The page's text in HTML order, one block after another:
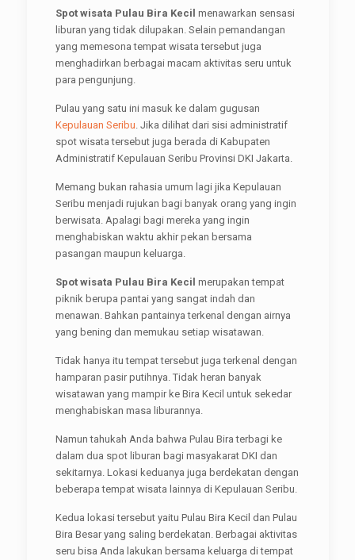
Spot wisata Pulau Bira Kecil menawarkan sensasi
liburan yang tidak dilupakan. Selain pemandangan
yang memesona tempat wisata tersebut juga
menghadirkan berbagai macam aktivitas seru untuk
para pengunjung.
Pulau yang satu ini masuk ke dalam gugusan
Kepulauan Seribu . Jika dilihat dari sisi administratif
spot wisata tersebut juga berada di Kabupaten
Administratif Kepulauan Seribu Provinsi DKI Jakarta.
Memang bukan rahasia umum lagi jika Kepulauan
Seribu menjadi rujukan bagi banyak orang yang ingin
berwisata. Apalagi bagi mereka yang ingin
menghabiskan waktu akhir pekan bersama
pasangan maupun keluarga.
Spot wisata Pulau Bira Kecil merupakan tempat
piknik berupa pantai yang sangat indah dan
menawan. Bahkan pantainya terkenal dengan airnya
yang bening dan memukau setiap wisatawan.
Tidak hanya itu tempat tersebut juga terkenal dengan
hamparan pasir putihnya. Tidak heran banyak
wisatawan yang mampir ke Bira Kecil untuk sekedar
menghabiskan masa liburannya.
Namun tahukah Anda bahwa Pulau Bira terbagi ke
dalam dua spot liburan bagi masyakarat DKI dan
sekitarnya. Lokasi keduanya juga berdekatan dengan
beberapa tempat wisata lainnya di Kepulauan Seribu.
Kedua lokasi tersebut yaitu Pulau Bira Kecil dan Pulau
Bira Besar yang saling berdekatan. Berbagai aktivitas
seru bisa Anda lakukan bersama keluarga di tempat